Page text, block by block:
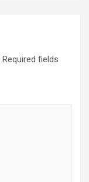
Required fields